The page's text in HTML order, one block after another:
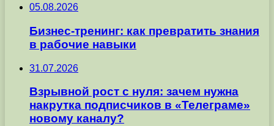
05.08.2026
Бизнес-тренинг: как превратить знания
в рабочие навыки
31.07.2026
Взрывной рост с нуля: зачем нужна
накрутка подписчиков в «Телеграме»
новому каналу?